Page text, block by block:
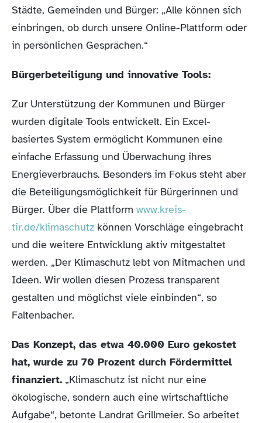
Städte, Gemeinden und Bürger: „Alle können sich
einbringen, ob durch unsere Online-Plattform oder
in persönlichen Gesprächen.“
Bürgerbeteiligung und innovative Tools:
Zur Unterstützung der Kommunen und Bürger
wurden digitale Tools entwickelt. Ein Excel-
basiertes System ermöglicht Kommunen eine
einfache Erfassung und Überwachung ihres
Energieverbrauchs. Besonders im Fokus steht aber
die Beteiligungsmöglichkeit für Bürgerinnen und
Bürger. Über die Plattform www.kreis-
tir.de/klimaschutz können Vorschläge eingebracht
und die weitere Entwicklung aktiv mitgestaltet
werden. „Der Klimaschutz lebt von Mitmachen und
Ideen. Wir wollen diesen Prozess transparent
gestalten und möglichst viele einbinden“, so
Faltenbacher.
Das Konzept, das etwa 40.000 Euro gekostet
hat, wurde zu 70 Prozent durch Fördermittel
finanziert. „Klimaschutz ist nicht nur eine
ökologische, sondern auch eine wirtschaftliche
Aufgabe“, betonte Landrat Grillmeier. So arbeitet